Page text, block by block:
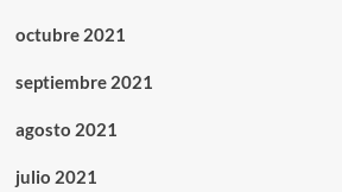
octubre 2021
septiembre 2021
agosto 2021
julio 2021